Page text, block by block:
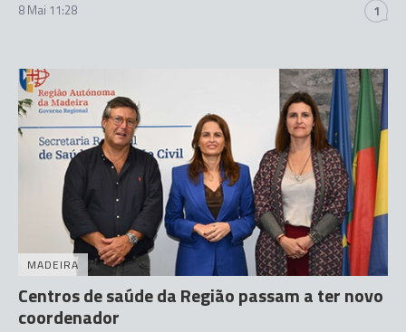
8 Mai 11:28 1
MADEIRA
Centros de saúde da Região passam a ter novo
coordenador